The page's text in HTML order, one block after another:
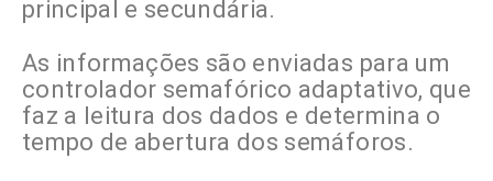
principal e secundária.
As informações são enviadas para um
controlador semafórico adaptativo, que
faz a leitura dos dados e determina o
tempo de abertura dos semáforos.